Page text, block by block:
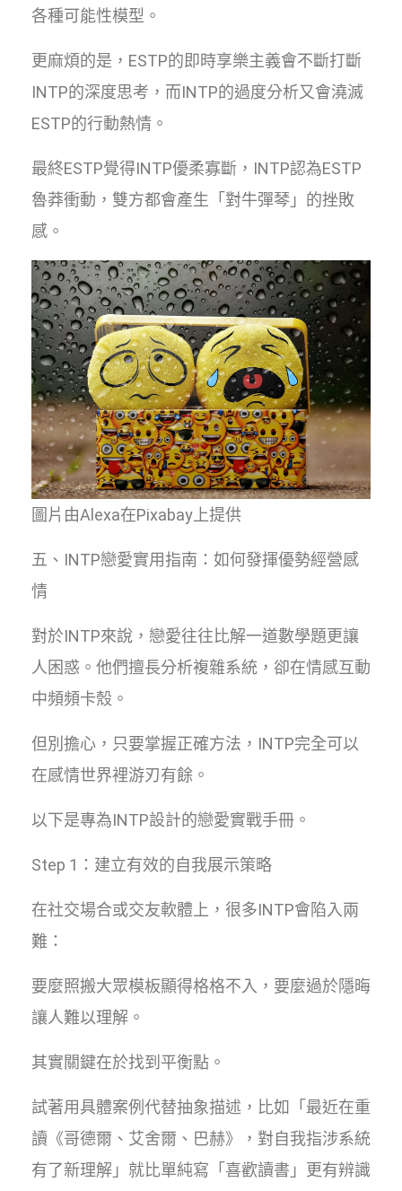
各種可能性模型。
更麻煩的是，ESTP的即時享樂主義會不斷打斷
INTP的深度思考，而INTP的過度分析又會澆滅
ESTP的行動熱情。
最終ESTP覺得INTP優柔寡斷，INTP認為ESTP
魯莽衝動，雙方都會產生「對牛彈琴」的挫敗
感。
圖片由Alexa在Pixabay上提供
五、INTP戀愛實用指南：如何發揮優勢經營感
情
對於INTP來說，戀愛往往比解一道數學題更讓
人困惑。他們擅長分析複雜系統，卻在情感互動
中頻頻卡殼。
但別擔心，只要掌握正確方法，INTP完全可以
在感情世界裡游刃有餘。
以下是專為INTP設計的戀愛實戰手冊。
Step 1：建立有效的自我展示策略
在社交場合或交友軟體上，很多INTP會陷入兩
難：
要麼照搬大眾模板顯得格格不入，要麼過於隱晦
讓人難以理解。
其實關鍵在於找到平衡點。
試著用具體案例代替抽象描述，比如「最近在重
讀《哥德爾、艾舍爾、巴赫》，對自我指涉系統
有了新理解」就比單純寫「喜歡讀書」更有辨識